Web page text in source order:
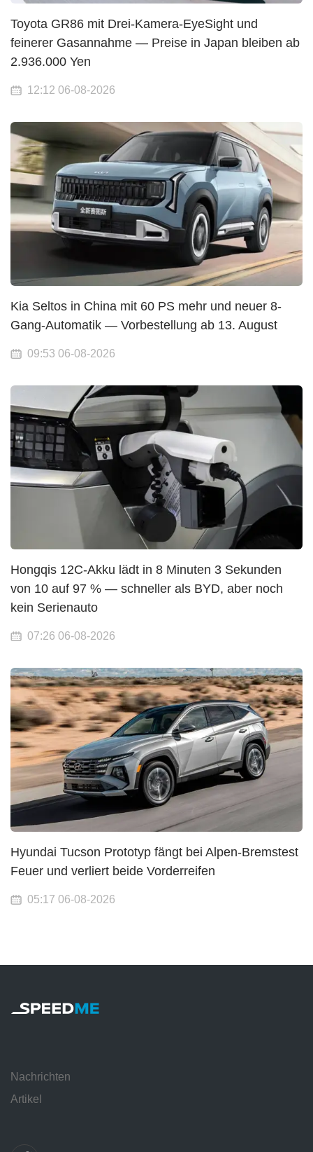
Toyota GR86 mit Drei-Kamera-EyeSight und
feinerer Gasannahme — Preise in Japan bleiben ab
2.936.000 Yen
12:12 06-08-2026
Kia Seltos in China mit 60 PS mehr und neuer 8-
Gang-Automatik — Vorbestellung ab 13. August
09:53 06-08-2026
Hongqis 12C-Akku lädt in 8 Minuten 3 Sekunden
von 10 auf 97 % — schneller als BYD, aber noch
kein Serienauto
07:26 06-08-2026
Hyundai Tucson Prototyp fängt bei Alpen-Bremstest
Feuer und verliert beide Vorderreifen
05:17 06-08-2026
Nachrichten
Artikel